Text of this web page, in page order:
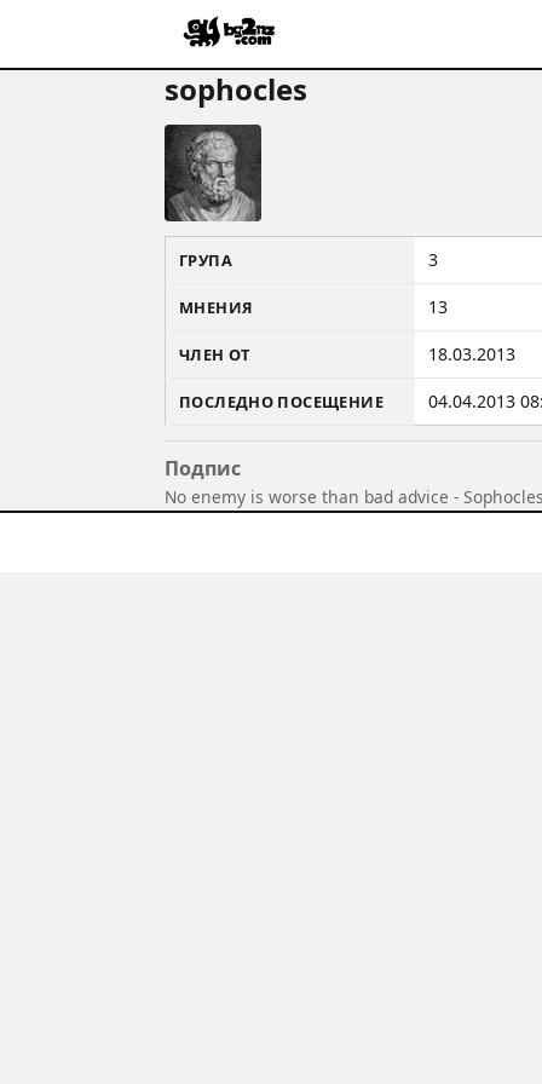
sophocles
ГРУПА 3
МНЕНИЯ 13
ЧЛЕН ОТ 18.03.2013
ПОСЛЕДНО ПОСЕЩЕНИЕ 04.04.2013
Подпис
No enemy is worse than bad advice - Sophocles